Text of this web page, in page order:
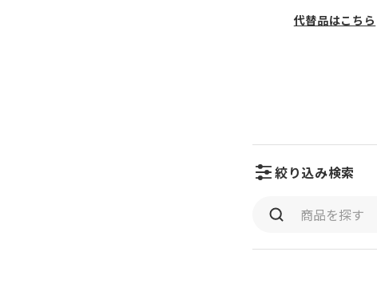
代替品はこちら
絞り込み検索